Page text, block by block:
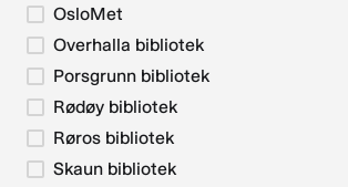
OsloMet
Overhalla bibliotek
Porsgrunn bibliotek
Rødøy bibliotek
Røros bibliotek
Skaun bibliotek